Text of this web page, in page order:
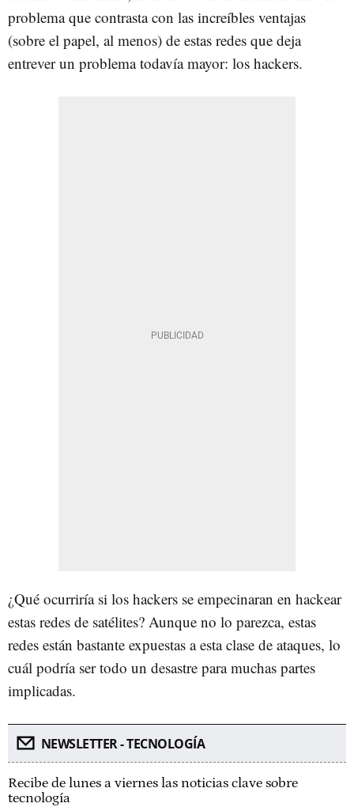
problema que contrasta con las increíbles ventajas
(sobre el papel, al menos) de estas redes que deja
entrever un problema todavía mayor: los hackers.
¿Qué ocurriría si los hackers se empecinaran en hackear
estas redes de satélites? Aunque no lo parezca, estas
redes están bastante expuestas a esta clase de ataques, lo
cuál podría ser todo un desastre para muchas partes
implicadas.
NEWSLETTER - TECNOLOGÍA
Recibe de lunes a viernes las noticias clave sobre
tecnología